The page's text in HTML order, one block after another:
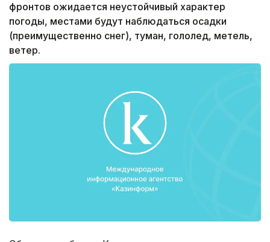
фронтов ожидается неустойчивый характер
погоды, местами будут наблюдаться осадки
(преимущественно снег), туман, гололед, метель,
ветер.